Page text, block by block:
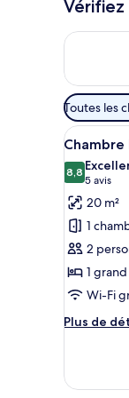
Vérifier la
Filtres
pour
les
chambres
Toutes les
Afficher
toutes
les
photos
pour
ce
type
de
4
8,88,8 sur 10
5 avis
(5 avis)
20 m²
1
2
1
Wi-Fi
Plus de
Plus
le